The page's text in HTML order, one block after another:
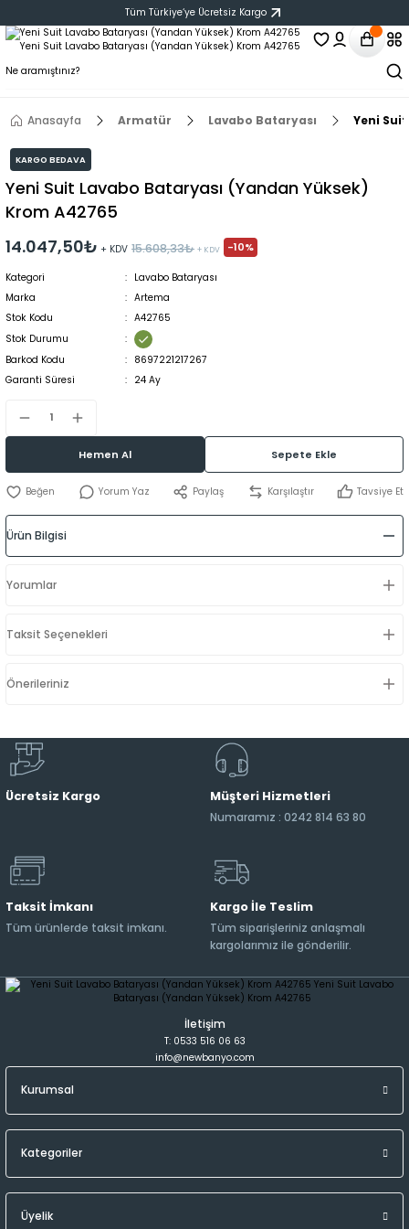
Tüm Türkiye‘ye Ücretsiz Kargo
Anasayfa Armatür Lavabo Bataryası Yeni
KARGO BEDAVA
Yeni Suit Lavabo Bataryası (Yandan Yüksek)
Krom A42765
14.047,50₺ + KDV 15.608,33₺ + KDV -10%
Kategori
Lavabo Bataryası
Marka
Artema
Stok Kodu
A42765
Stok Durumu
Barkod Kodu
8697221217267
Garanti Süresi
24 Ay
Hemen Al Sepete Ekle
Yorum Yaz Paylaş Karşılaştır Tavsiye Et
Ürün Bilgisi
Yorumlar
Taksit Seçenekleri
Önerileriniz
Ücretsiz Kargo Müşteri Hizmetleri
Numaramız : 0242 814 63 80
Taksit İmkanı
Tüm ürünlerde taksit imkanı.
Kargo İle Teslim
Tüm siparişleriniz anlaşmalı
kargolarımız ile gönderilir.
İletişim
T: 0533 516 06 63
info@newbanyo.com
Kurumsal
Kategoriler
Üyelik